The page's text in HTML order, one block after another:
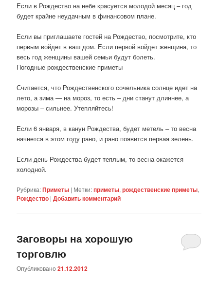
Если в Рождество на небе красуется молодой месяц – год
будет крайне неудачным в финансовом плане.
Если вы приглашаете гостей на Рождество, посмотрите, кто
первым войдет в ваш дом. Если первой войдет женщина, то
весь год женщины вашей семьи будут болеть.
Погодные рождественские приметы
Считается, что Рождественского сочельника солнце идет на
лето, а зима — на мороз, то есть – дни станут длиннее, а
морозы – сильнее. Утепляйтесь!
Если 6 января, в канун Рождества, будет метель – то весна
начнется в этом году рано, и рано появится первая зелень.
Если день Рождества будет теплым, то весна окажется
холодной.
Рубрика:Приметы | Метки:приметы,рождественские приметы,
Рождество |Добавить комментарий
Заговоры на хорошую
торговлю
Опубликовано21.12.2012